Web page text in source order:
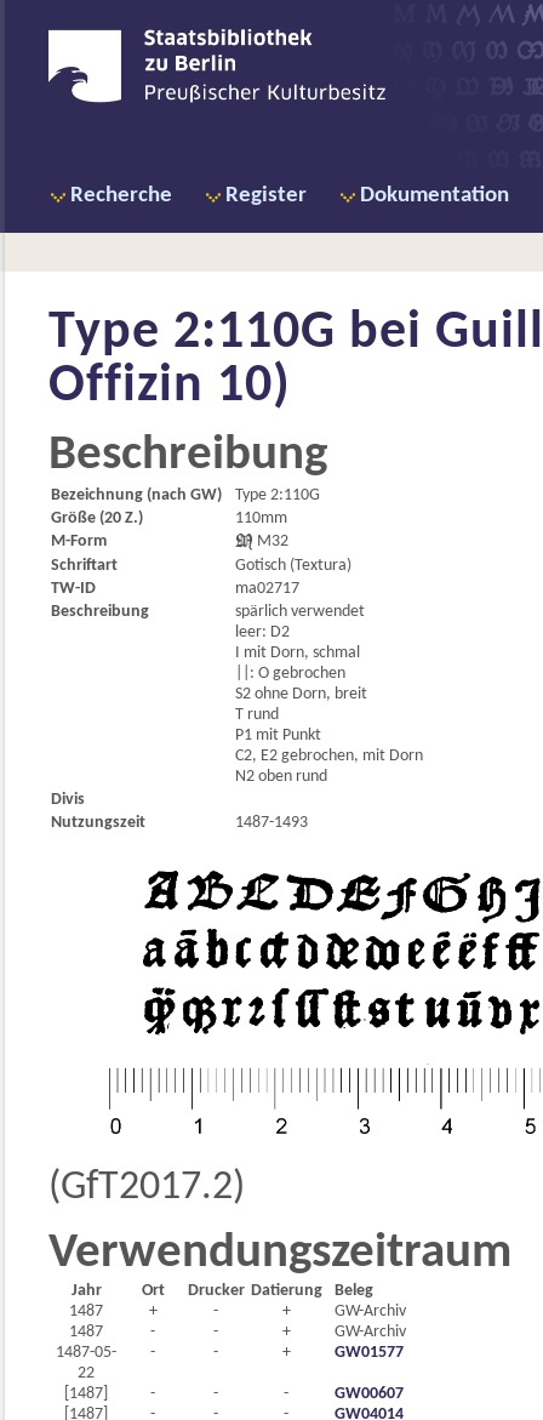
Recherche Register Dokumentation
Type 2:110G bei
Offizin 10)
Beschreibung
Bezeichnung (nach GW)
Type 2:110G
Größe (20 Z.)
110mm
M-Form
 M32
Schriftart
Gotisch (Textura)
TW-ID
ma02717
Beschreibung
spärlich verwendet
leer: D2
I mit Dorn, schmal
||: O gebrochen
S2 ohne Dorn, breit
T rund
P1 mit Punkt
C2, E2 gebrochen, mit Dorn
N2 oben rund
Divis
Nutzungszeit
1487-1493
(GfT2017.2)
Verwendungszeitraum
Jahr Ort Drucker Datierung
Beleg
1487
+ - +
GW-Archiv
1487
- - +
GW-Archiv
1487-05-
22
- - + GW01577
[1487] - - -
GW00607
[1487]
- - -
GW04014